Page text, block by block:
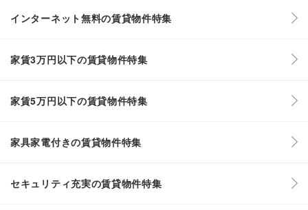
インターネット無料の賃貸物件特集
家賃3万円以下の賃貸物件特集
家賃5万円以下の賃貸物件特集
家具家電付きの賃貸物件特集
セキュリティ充実の賃貸物件特集